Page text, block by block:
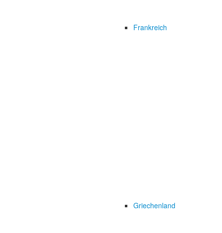
Frankreich
Griechenland